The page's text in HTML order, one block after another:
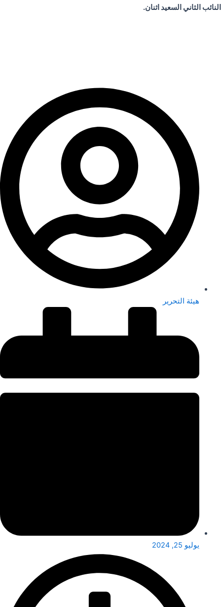
النائب الثاني السعيد اثنان.
هيئة التحرير
يوليو 25, 2024